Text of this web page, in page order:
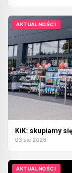
AKTUALNOŚCI
KiK: skupiamy
03 sie 2026
AKTUALNOŚCI